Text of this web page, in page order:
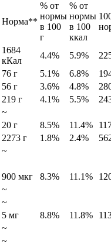
Норма**
% от
нормы
в 100
г
% от
нормы
в 100
ккал
1684
кКал
4.4% 5.9%
76 г 5.1% 6.8%
56 г 3.6% 4.8%
219 г 4.1% 5.5%
~
20 г 8.5% 11.4%
2273 г 1.8% 2.4%
~
900 мкг 8.3% 11.1%
~
~
5 мг 8.8% 11.8%
~
~